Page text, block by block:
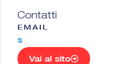
Contatti
EMAIL
s
Vai al sito